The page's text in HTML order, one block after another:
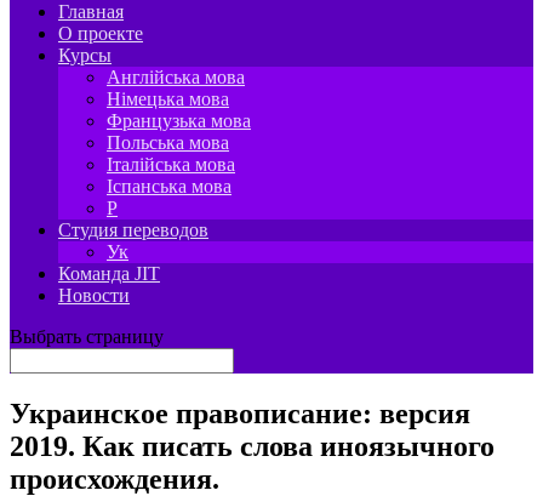
Главная
О проекте
Курсы
Англійська мова
Німецька мова
Французька мова
Польська мова
Італійська мова
Іспанська мова
P
Студия переводов
Ук
Команда JIT
Новости
Выбрать страницу
Украинское правописание: версия
2019. Как писать слова иноязычного
происхождения.